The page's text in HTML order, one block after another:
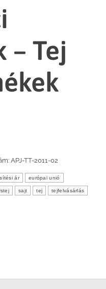
– Tej
APJ-TT-2011-02
ár európai unió
sajt tej tejfelvásárlás